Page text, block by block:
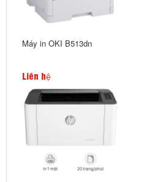
Máy in OKI B513dn
Liên hệ